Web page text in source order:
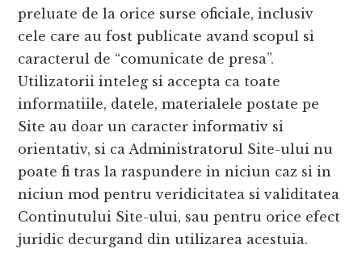
preluate de la orice surse oficiale, inclusiv
cele care au fost publicate avand scopul si
caracterul de “comunicate de presa”.
Utilizatorii inteleg si accepta ca toate
informatiile, datele, materialele postate pe
Site au doar un caracter informativ si
orientativ, si ca Administratorul Site-ului nu
poate fi tras la raspundere in niciun caz si in
niciun mod pentru veridicitatea si validitatea
Continutului Site-ului, sau pentru orice efect
juridic decurgand din utilizarea acestuia.